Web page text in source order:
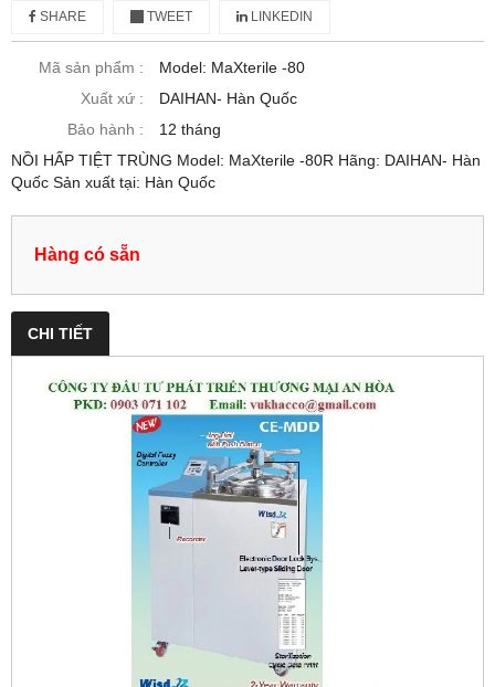
SHARE TWEET LINKEDIN
Mã sản phẩm :
Model: MaXterile -80
Xuất xứ :
DAIHAN- Hàn Quốc
Bảo hành :
12 tháng
NỒI HẤP TIỆT TRÙNG Model: MaXterile -80R Hãng: DAIHAN- Hàn
Quốc Sản xuất tại: Hàn Quốc
Hàng có sẵn
CHI TIẾT